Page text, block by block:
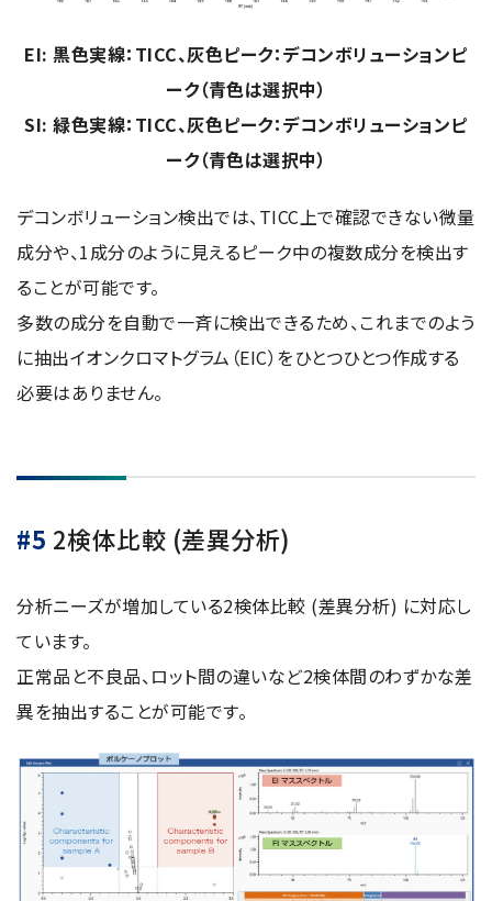
EI: 黒色実線：TICC、灰色ピーク：デコンボリューションピ
ーク（青色は選択中）
SI: 緑色実線：TICC、灰色ピーク：デコンボリューションピ
ーク（青色は選択中）
デコンボリューション検出では、TICC上で確認できない微量
成分や、1成分のように見えるピーク中の複数成分を検出す
ることが可能です。
多数の成分を自動で一斉に検出できるため、これまでのよう
に抽出イオンクロマトグラム（EIC）をひとつひとつ作成する
必要はありません。
#5 2検体比較 (差異分析)
分析ニーズが増加している2検体比較 (差異分析) に対応し
ています。
正常品と不良品、ロット間の違いなど2検体間のわずかな差
異を抽出することが可能です。